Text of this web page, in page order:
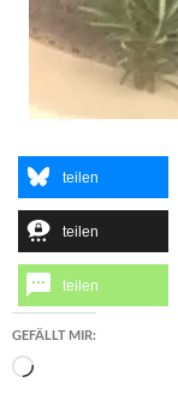
teilen
teilen
teilen
GEFÄLLT MIR:
Wird